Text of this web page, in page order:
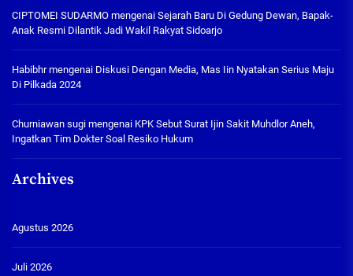
CIPTOMEI SUDARMO mengenai Sejarah Baru Di Gedung Dewan, Bapak-
Anak Resmi Dilantik Jadi Wakil Rakyat Sidoarjo
Habibhrmengenai Diskusi Dengan Media, Mas Iin Nyatakan Serius Maju
Di Pilkada 2024
Churniawan sugi mengenai KPK Sebut Surat Ijin Sakit Muhdlor Aneh,
Ingatkan Tim Dokter Soal Resiko Hukum
Archives
Agustus 2026
Juli 2026